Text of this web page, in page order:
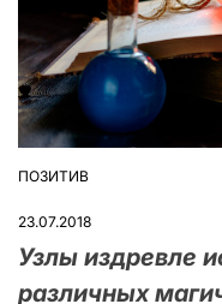
ОПУБЛІКУВАТИ
ПОЗИТИВ
23.07.2018
Узлы издревле
различных